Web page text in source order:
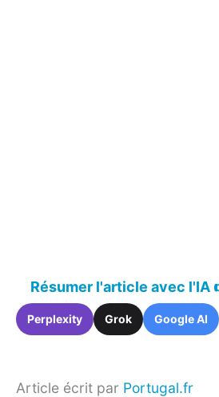
Résumer l'article avec l'IA
Perplexity Grok Google AI
Article écrit par Portugal.fr